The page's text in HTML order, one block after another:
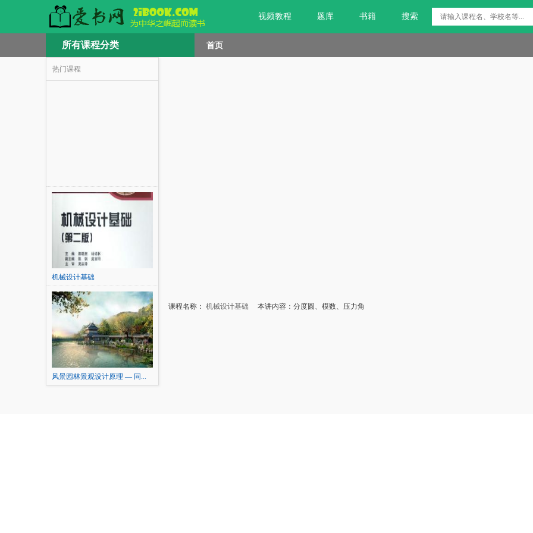
视频教程 题库 书籍 搜索
所有课程分类 首页
热门课程
机械设计基础
风景园林景观设计原理 — 同...
课程名称： 机械设计基础 本讲内容：分度圆、模数、压力角